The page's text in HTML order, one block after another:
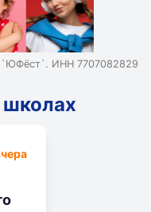
ИНН 7707082829
школах